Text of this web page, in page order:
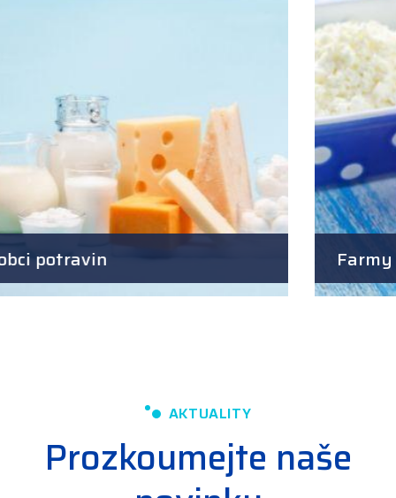
Farmy a domácnosti
AKTUALITY
Prozkoumejte naše